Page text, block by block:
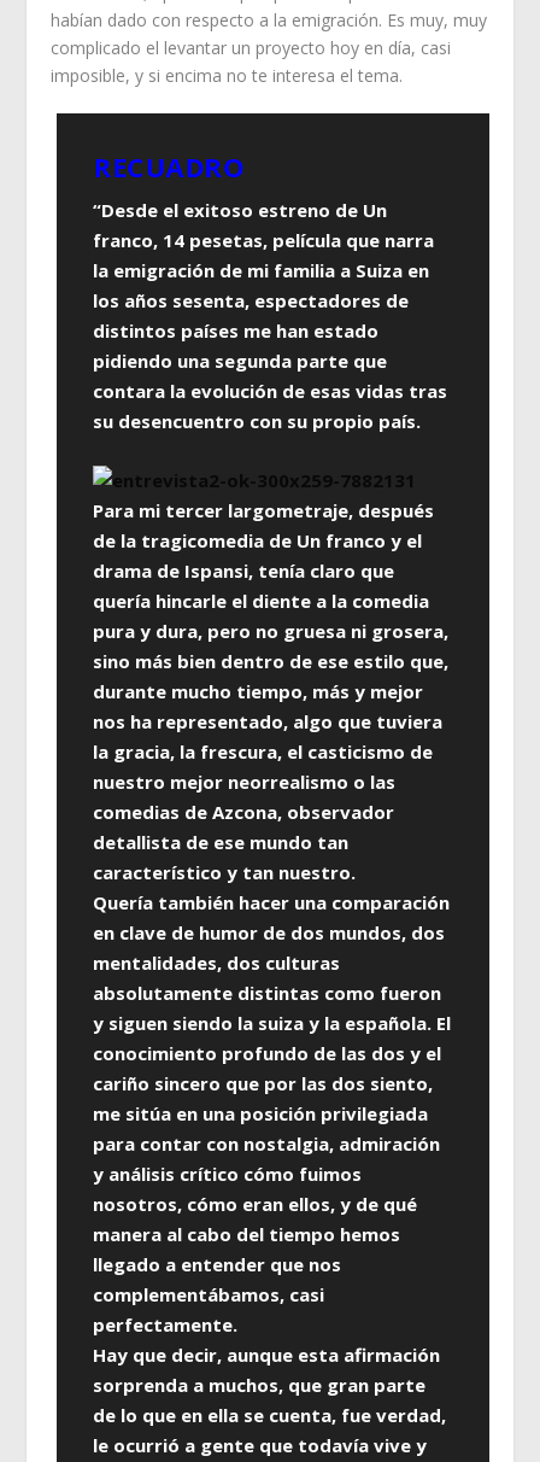
habían dado con respecto a la emigración. Es muy, muy
complicado el levantar un proyecto hoy en día, casi
imposible, y si encima no te interesa el tema.
RECUADRO
“Desde el exitoso estreno de Un
franco, 14 pesetas, película que narra
la emigración de mi familia a Suiza en
los años sesenta, espectadores de
distintos países me han estado
pidiendo una segunda parte que
contara la evolución de esas vidas tras
su desencuentro con su propio país.
Para mi tercer largometraje, después
de la tragicomedia de Un franco y el
drama de Ispansi, tenía claro que
quería hincarle el diente a la comedia
pura y dura, pero no gruesa ni grosera,
sino más bien dentro de ese estilo que,
durante mucho tiempo, más y mejor
nos ha representado, algo que tuviera
la gracia, la frescura, el casticismo de
nuestro mejor neorrealismo o las
comedias de Azcona, observador
detallista de ese mundo tan
característico y tan nuestro.
Quería también hacer una comparación
en clave de humor de dos mundos, dos
mentalidades, dos culturas
absolutamente distintas como fueron
y siguen siendo la suiza y la española. El
conocimiento profundo de las dos y el
cariño sincero que por las dos siento,
me sitúa en una posición privilegiada
para contar con nostalgia, admiración
y análisis crítico cómo fuimos
nosotros, cómo eran ellos, y de qué
manera al cabo del tiempo hemos
llegado a entender que nos
complementábamos, casi
perfectamente.
Hay que decir, aunque esta afirmación
sorprenda a muchos, que gran parte
de lo que en ella se cuenta, fue verdad,
le ocurrió a gente que todavía vive y